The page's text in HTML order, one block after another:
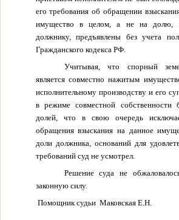
его требования об обращении
имущество в целом, а не на долю,
должнику, предъявлены без учета
Гражданского кодекса РФ.
Учитывая, что спорный
является совместно нажитым
исполнительному производству и его
в режиме совместной собственности
долей, что в свою очередь
обращения взыскания на данное
доли должника, оснований для
требований суд не усмотрел.
Решение суда не
законную силу.
Помощник судьи Маковская Е.Н.